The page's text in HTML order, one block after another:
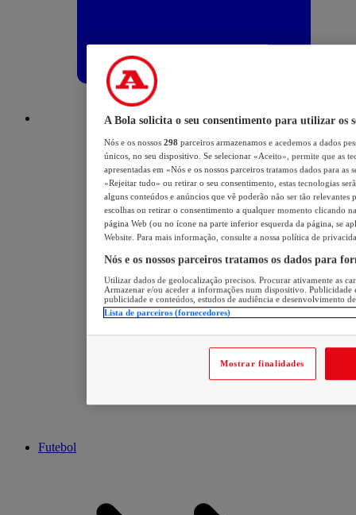
Futebol
A Bola solicita o seu consentimento para utilizar os
Nós e os nossos 298 parceiros armazenamos e acedemos a dados
únicos, no seu dispositivo. Se selecionar «Aceito», permite que as
apresentadas em «Nós e os nossos parceiros tratamos dados para
«Rejeitar tudo» ou retirar o seu consentimento, estas tecnologias
alguns conteúdos e anúncios que vê poderão não ser tão relevantes
escolhas ou retirar o consentimento a qualquer momento clicando
página Web (ou no ícone na parte inferior esquerda da página, se
Website. Para mais informação, consulte a nossa política de
Nós e os nossos parceiros tratamos os dados para
Utilizar dados de geolocalização precisos. Procurar ativamente as
Armazenar e/ou aceder a informações num dispositivo. Publicidade
publicidade e conteúdos, estudos de audiência e desenvolvimento
Lista de parceiros (fornecedores)
Mostrar finalidades